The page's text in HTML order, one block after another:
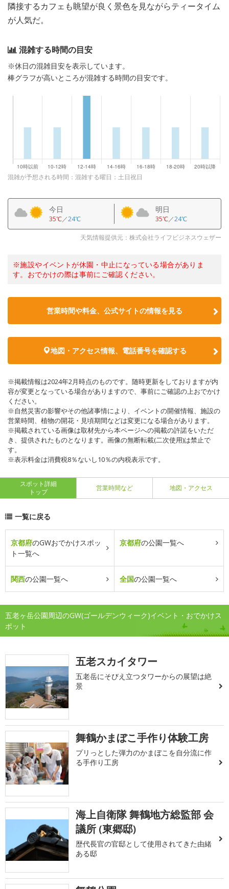
隣接するカフェも眺望が良く景色を見ながらティータイム
が人気だ。
混雑する時間の目安
※休日の混雑目安を表示しています。
棒グラフが高いところが混雑する時間の目安です。
混雑が予想される時間：混雑する曜日：土日祝日
今日
35℃／24℃
明日
35℃／24℃
天気情報提供元：株式会社ライフビジネスウェザー
※施設やイベントが休園・中止になっている場合がありま
す。おでかけの際は事前にご確認ください。
営業時間や料金、公式サイトの情報を見る
地図・アクセス情報、電話番号を確認する
※掲載情報は2024年2月時点のものです。随時更新をしておりますが内
容が変更となっている場合がありますので、事前にご確認の上おでかけ
ください。
※自然災害の影響やその他諸事情により、イベントの開催情報、施設の
営業時間、植物の開花・見頃期間などは変更になる場合があります。
※掲載されている画像は取材先から本ページへの掲載の許諾をいただ
き、提供されたものとなります。画像の無断転載(二次使用)は禁止で
す。
※表示料金は消費税8％ないし10％の内税表示です。
スポット詳細
トップ
営業時間など 地図・アクセス
一覧に戻る
京都府のGWおでかけスポッ
ト一覧へ
京都府の公園一覧へ
関西の公園一覧へ 全国の公園一覧へ
五老ヶ岳公園周辺のGW(ゴールデンウィーク)イベント・おでかけス
ポット
五老スカイタワー
五老岳にそびえ立つタワーからの展望は絶
景
舞鶴かまぼこ手作り体験工房
プリっとした弾力のかまぼこを自分流に作
る手作り工房
海上自衛隊 舞鶴地方総監部 会
議所 (東郷邸)
歴代長官の官邸として使用されてきた由緒
ある邸